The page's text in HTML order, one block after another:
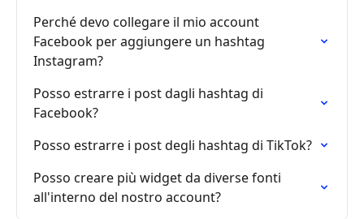
Perché devo collegare il mio account
Facebook per aggiungere un hashtag
Instagram?
Posso estrarre i post dagli hashtag di
Facebook?
Posso estrarre i post degli hashtag di TikTok?
Posso creare più widget da diverse fonti
all'interno del nostro account?